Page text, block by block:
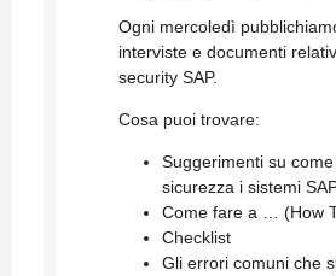
Ogni mercoledì
interviste e documenti
security SAP.
Cosa puoi trovare:
Suggerimenti su
sicurezza i sistemi
Come fare a … (How
Checklist
Gli errori comuni che